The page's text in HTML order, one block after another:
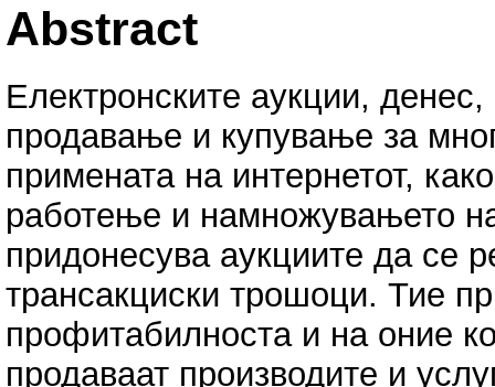
Abstract
Електронските аукции,
продавање и купување за
примената на интернетот,
работење и намножувањето
придонесува аукциите да се
трансакциски трошоци. Тие
профитабилноста и на оние
продаваат производите и